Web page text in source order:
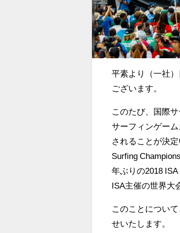
平素より（一社
ございます。
このたび、国際
サーフィンゲー
されることが決
Surfing
年ぶりの2018
ISA主催の世界大
このことについ
せいたします。